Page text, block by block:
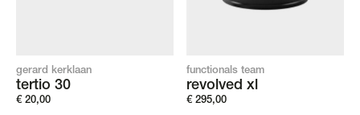
gerard kerklaan
tertio 30
€ 20,00
functionals team
revolved xl
€ 295,00